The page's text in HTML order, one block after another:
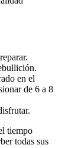
en el
de 6 a 8
tiempo
todas sus